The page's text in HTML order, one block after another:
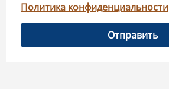
Политика конфиденциальности
Отправить